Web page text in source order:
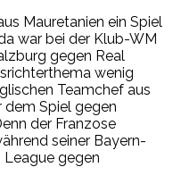
Mauretanien ein Spiel
war bei der Klub-WM
gegen Real
wenig
Teamchef aus
dem Spiel gegen
der Franzose
seiner Bayern-
League gegen